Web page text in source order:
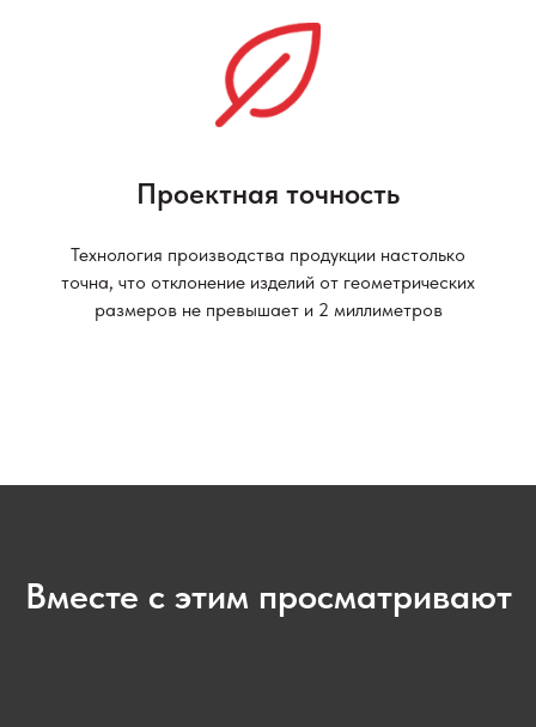
Проектная точность
Технология производства продукции настолько
точна, что отклонение изделий от геометрических
размеров не превышает и 2 миллиметров
Вместе с этим просматривают